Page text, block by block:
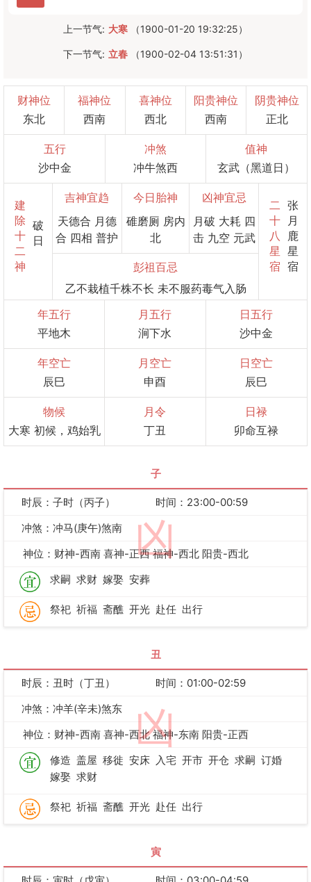
上一节气: 大寒 （1900-01-20 19:32:25）
下一节气: 立春 （1900-02-04 13:51:31）
财神位
东北
福神位
西南
喜神位
西北
阳贵神位
西南
阴贵神位
正北
五行
沙中金
冲煞
冲牛煞西
值神
玄武（黑道日）
建
除
十
二
神
破
日
吉神宜趋
天德合 月德
合 四相 普护
今日胎神
碓磨厕 房内
北
凶神宜忌
月破 大耗 四
击 九空 元武
彭祖百忌
乙不栽植千株不长 未不服药毒气入肠
二
十
八
星
宿
张
月
鹿
星
宿
年五行
平地木
月五行
涧下水
日五行
沙中金
年空亡
辰巳
月空亡
申酉
日空亡
辰巳
物候
大寒 初候，鸡始乳
月令
丁丑
日禄
卯命互禄
子
凶
时辰：子时（丙子）
时间：23:00-00:59
冲煞：冲马(庚午)煞南
神位：财神-西南 喜神-正西 福神-西北 阳贵-西北
求嗣 求财 嫁娶 安葬
祭祀 祈福 斋醮 开光 赴任 出行
丑
凶
时辰：丑时（丁丑）
时间：01:00-02:59
冲煞：冲羊(辛未)煞东
神位：财神-西南 喜神-西北 福神-东南 阳贵-正西
修造 盖屋 移徙 安床 入宅 开市 开仓 求嗣 订婚
嫁娶 求财
祭祀 祈福 斋醮 开光 赴任 出行
寅